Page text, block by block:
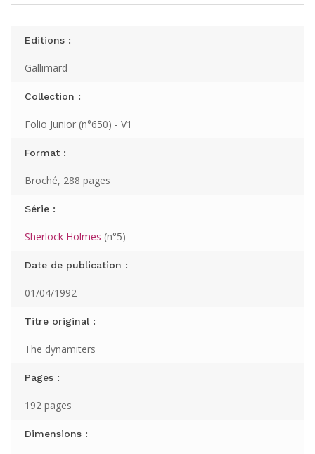
Editions :
Gallimard
Collection :
Folio Junior (n°650) - V1
Format :
Broché, 288 pages
Série :
Sherlock Holmes (n°5)
Date de publication :
01/04/1992
Titre original :
The dynamiters
Pages :
192 pages
Dimensions :